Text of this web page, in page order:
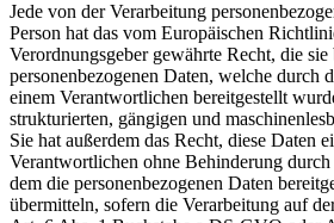
Jede von der Verarbeitung
Person hat das vom Europäischen
Verordnungsgeber gewährte Recht, die sie
personenbezogenen Daten, welche durch
einem Verantwortlichen bereitgestellt
strukturierten, gängigen und
Sie hat außerdem das Recht, diese Daten
Verantwortlichen ohne Behinderung
dem die personenbezogenen Daten
übermitteln, sofern die Verarbeitung auf